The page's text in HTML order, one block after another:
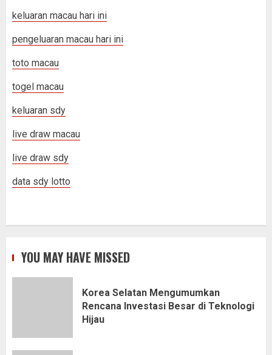
keluaran macau hari ini
pengeluaran macau hari ini
toto macau
togel macau
keluaran sdy
live draw macau
live draw sdy
data sdy lotto
YOU MAY HAVE MISSED
Korea Selatan Mengumumkan
Rencana Investasi Besar di Teknologi
Hijau